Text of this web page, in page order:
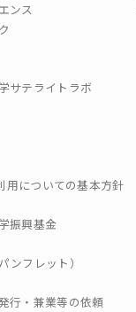
ンス
サテライトラボ
用についての基本方針
振興基金
ンフレット）
行・兼業等の依頼